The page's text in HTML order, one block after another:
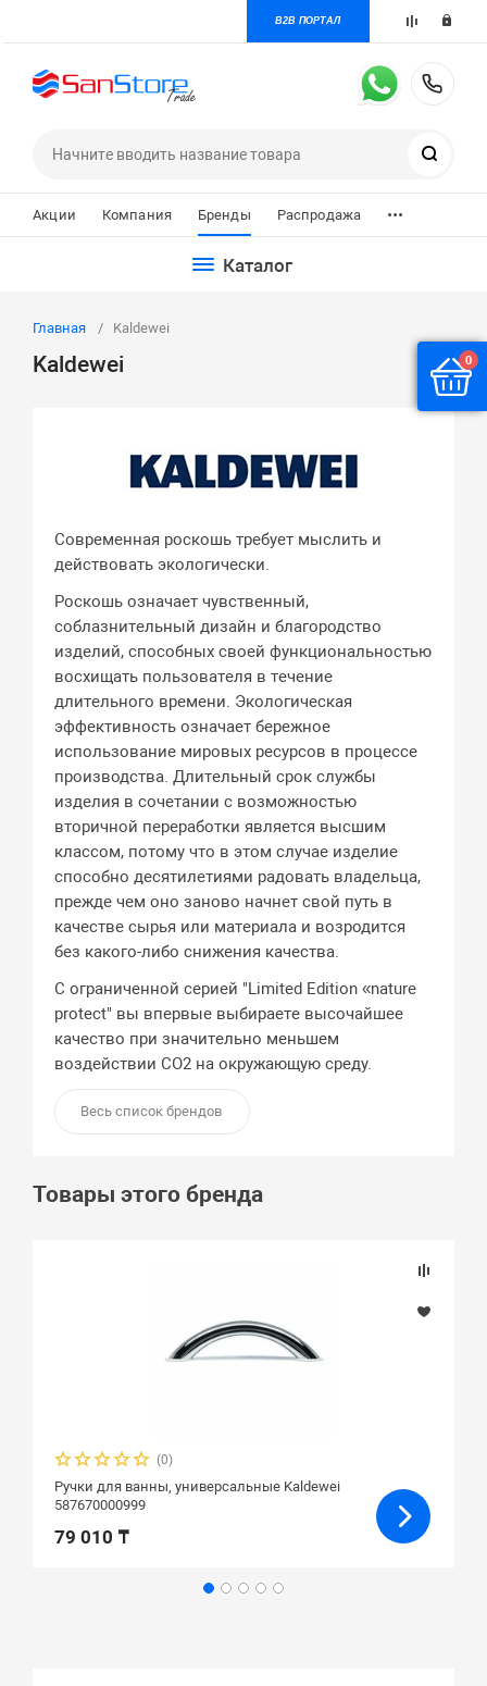
B2B ПОРТАЛ
Акции Компания Бренды Распродажа ...
Каталог
Главная Kaldewei
Kaldewei
Современная роскошь требует мыслить и
действовать экологически.
Роскошь означает чувственный,
соблазнительный дизайн и благородство
изделий, способных своей функциональностью
восхищать пользователя в течение
длительного времени. Экологическая
эффективность означает бережное
использование мировых ресурсов в процессе
производства. Длительный срок службы
изделия в сочетании с возможностью
вторичной переработки является высшим
классом, потому что в этом случае изделие
способно десятилетиями радовать владельца,
прежде чем оно заново начнет свой путь в
качестве сырья или материала и возродится
без какого-либо снижения качества.
С ограниченной серией "Limited Edition «nature
protect" вы впервые выбираете высочайшее
качество при значительно меньшем
воздействии CO2 на окружающую среду.
Весь список брендов
Товары этого бренда
(0)
Ручки для ванны, универсальные Kaldewei
587670000999
79 010 ₸
0